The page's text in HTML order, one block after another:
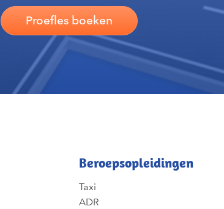
Proefles boeken
Beroepsopleidingen
Taxi
ADR